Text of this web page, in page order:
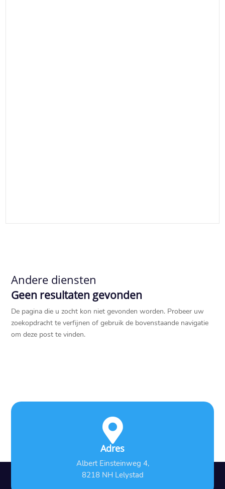
Andere diensten
Geen resultaten gevonden
De pagina die u zocht kon niet gevonden worden. Probeer uw
zoekopdracht te verfijnen of gebruik de bovenstaande navigatie
om deze post te vinden.

Adres
Albert Einsteinweg 4,
8218 NH Lelystad